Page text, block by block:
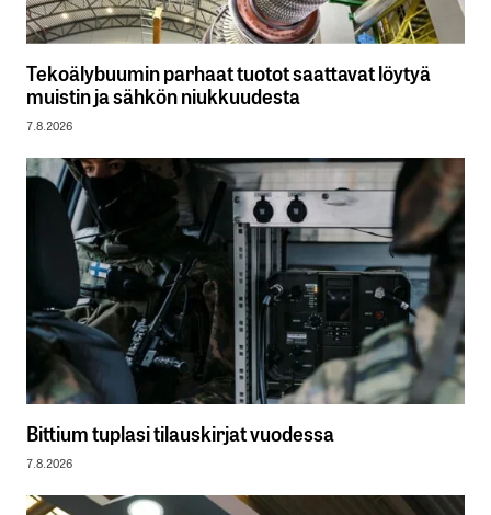
Tekoälybuumin parhaat tuotot saattavat löytyä
muistin ja sähkön niukkuudesta
7.8.2026
Bittium tuplasi tilauskirjat vuodessa
7.8.2026